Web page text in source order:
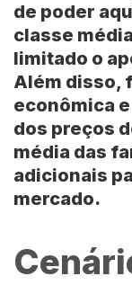
de poder
classe
limitado o
Além disso,
econômica
dos preços
média das
adicionais
mercado.